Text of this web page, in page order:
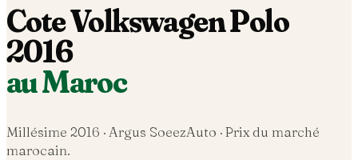
CoteVolkswagenPolo
2016
au Maroc
Millésime 2016 · Argus SoeezAuto · Prix du marché
marocain.